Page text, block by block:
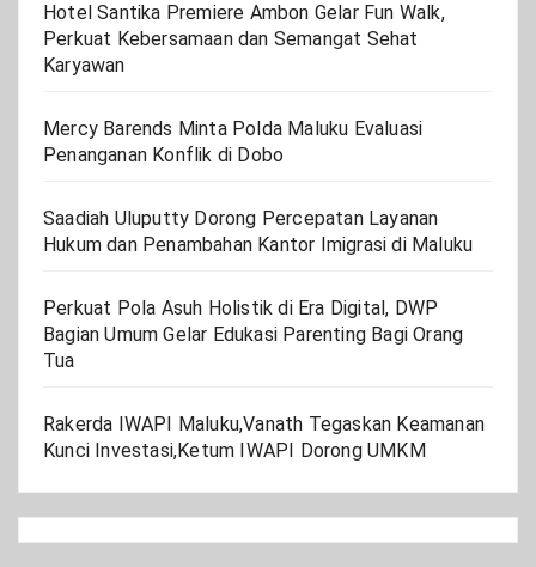
Hotel Santika Premiere Ambon Gelar Fun Walk,
Perkuat Kebersamaan dan Semangat Sehat
Karyawan
Mercy Barends Minta Polda Maluku Evaluasi
Penanganan Konflik di Dobo
Saadiah Uluputty Dorong Percepatan Layanan
Hukum dan Penambahan Kantor Imigrasi di Maluku
Perkuat Pola Asuh Holistik di Era Digital, DWP
Bagian Umum Gelar Edukasi Parenting Bagi Orang
Tua
Rakerda IWAPI Maluku,Vanath Tegaskan Keamanan
Kunci Investasi,Ketum IWAPI Dorong UMKM